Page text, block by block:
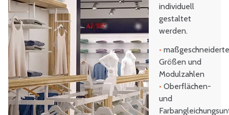
individuell
gestaltet
werden.
•
Größen und
Modulzahlen
• Oberflächen-
und